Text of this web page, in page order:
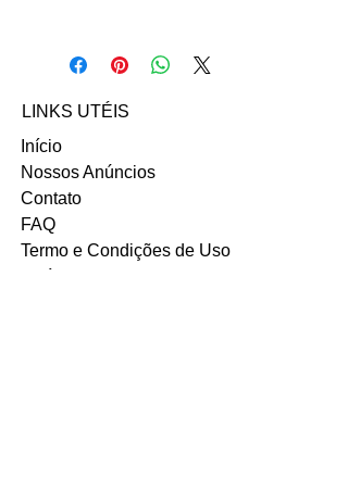
Novaes clicando abaixo:
Email: mily_gomes@hotmail.com
LINKS UTÉIS
Início
Nossos Anúncios
Contato
FAQ
Termo e Condições de Uso